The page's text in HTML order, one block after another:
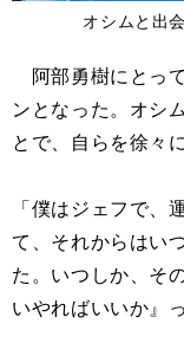
オシムと出
阿部勇樹にとっ
ンとなった。オシ
とで、自らを徐々
「僕はジェフで、
て、それからはい
た。いつしか、そ
いやればいいか』